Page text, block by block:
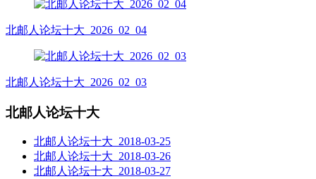
北邮人论坛十大_2026_02_04
北邮人论坛十大_2026_02_03
北邮人论坛十大
北邮人论坛十大_2018-03-25
北邮人论坛十大_2018-03-26
北邮人论坛十大_2018-03-27